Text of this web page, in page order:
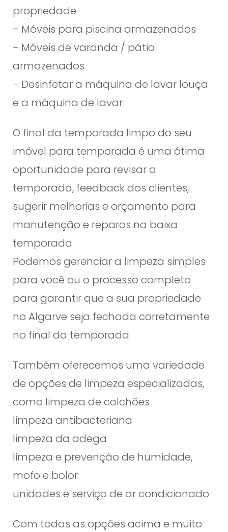
propriedade
– Móveis para piscina armazenados
– Móveis de varanda / pátio
armazenados
– Desinfetar a máquina de lavar louça
e a máquina de lavar
O final da temporada limpo do seu
imóvel para temporada é uma ótima
oportunidade para revisar a
temporada, feedback dos clientes,
sugerir melhorias e orçamento para
manutenção e reparos na baixa
temporada.
Podemos gerenciar a limpeza simples
para você ou o processo completo
para garantir que a sua propriedade
no Algarve seja fechada corretamente
no final da temporada.
Também oferecemos uma variedade
de opções de limpeza especializadas,
como limpeza de colchões
limpeza antibacteriana
limpeza da adega
limpeza e prevenção de humidade,
mofo e bolor
unidades e serviço de ar condicionado
Com todas as opções acima e muito